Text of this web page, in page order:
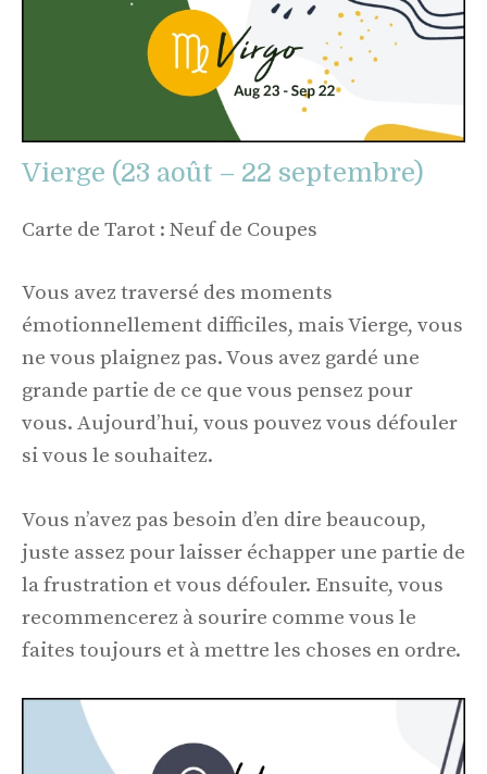
Vierge (23 août – 22 septembre)
Carte de Tarot : Neuf de Coupes
Vous avez traversé des moments
émotionnellement difficiles, mais Vierge, vous
ne vous plaignez pas. Vous avez gardé une
grande partie de ce que vous pensez pour
vous. Aujourd’hui, vous pouvez vous défouler
si vous le souhaitez.
Vous n’avez pas besoin d’en dire beaucoup,
juste assez pour laisser échapper une partie de
la frustration et vous défouler. Ensuite, vous
recommencerez à sourire comme vous le
faites toujours et à mettre les choses en ordre.